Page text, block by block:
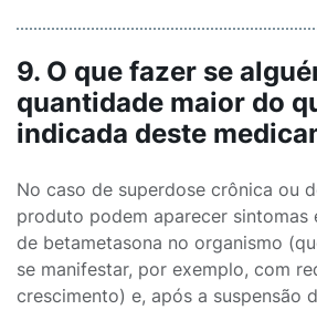
9. O que fazer se
quantidade maior do
indicada deste
No caso de superdose crônica ou
produto podem aparecer sintomas
de betametasona no organismo
se manifestar, por exemplo, com
crescimento) e, após a suspensão